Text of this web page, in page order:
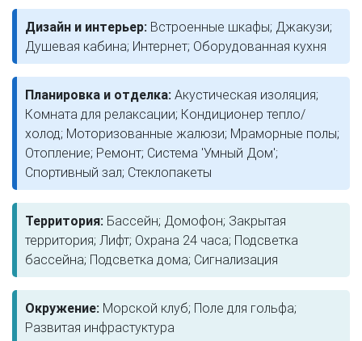
Дизайн и интерьер: Встроенные шкафы; Джакузи;
Душевая кабина; Интернет; Оборудованная кухня
Планировка и отделка: Акустическая изоляция;
Комната для релаксации; Кондиционер тепло/
холод; Моторизованные жалюзи; Мраморные полы;
Отопление; Ремонт; Система 'Умный Дом';
Спортивный зал; Стеклопакеты
Территория: Бассейн; Домофон; Закрытая
территория; Лифт; Охрана 24 часа; Подсветка
бассейна; Подсветка дома; Сигнализация
Окружение: Морской клуб; Поле для гольфа;
Развитая инфрастуктура